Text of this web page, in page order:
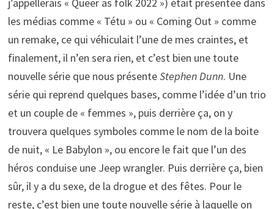
les médias comme « Tétu » ou « Coming Out » comme
un remake, ce qui véhiculait l’une de mes craintes, et
finalement, il n’en sera rien, et c’est bien une toute
nouvelle série que nous présenteStephen Dunn. Une
série qui reprend quelques bases, comme l’idée d’un trio
et un couple de « femmes », puis derrière ça, on y
trouvera quelques symboles comme le nom de la boite
de nuit, « Le Babylon », ou encore le fait que l’un des
héros conduise une Jeep wrangler. Puis derrière ça, bien
sûr, il y a du sexe, de la drogue et des fêtes. Pour le
reste, c’est bien une toute nouvelle série à laquelle on